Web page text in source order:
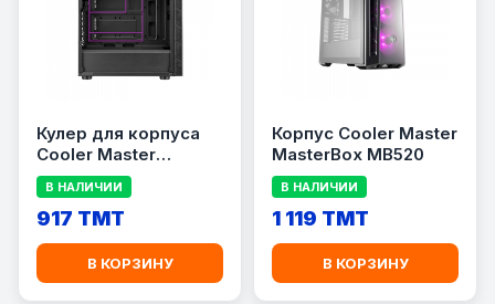
Кулер для корпуса
Cooler Master
MASTERBOX MB600L
V2 FATX
В НАЛИЧИИ
917 TMT
В КОРЗИНУ
Корпус Cooler Master
MasterBox MB520
В НАЛИЧИИ
1 119 TMT
В КОРЗИНУ